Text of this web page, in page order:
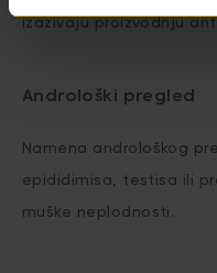
izazivaju proizvodnju
Androloški pregled
Namena androloškog
epididimisa, testisa ili
muške neplodnosti.